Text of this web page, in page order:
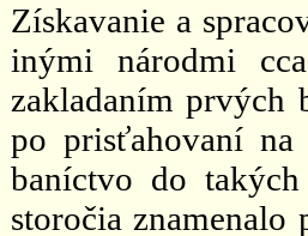
Získavanie a
inými národmi
zakladaním prvých
po prisťahovaní
baníctvo do
storočia